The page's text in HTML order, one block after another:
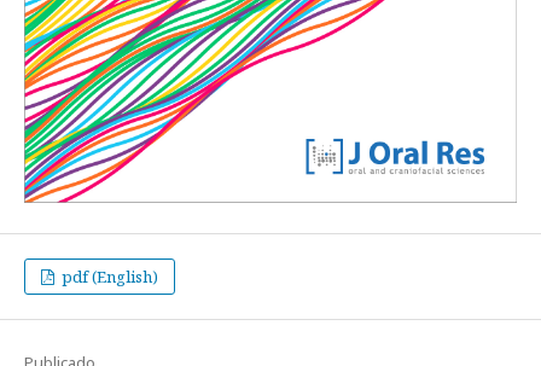
pdf (English)